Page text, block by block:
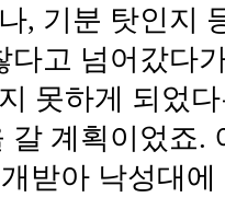
, 기분 탓인지
다고 넘어갔다
못하게 되었
갈 계획이었죠.
받아 낙성대